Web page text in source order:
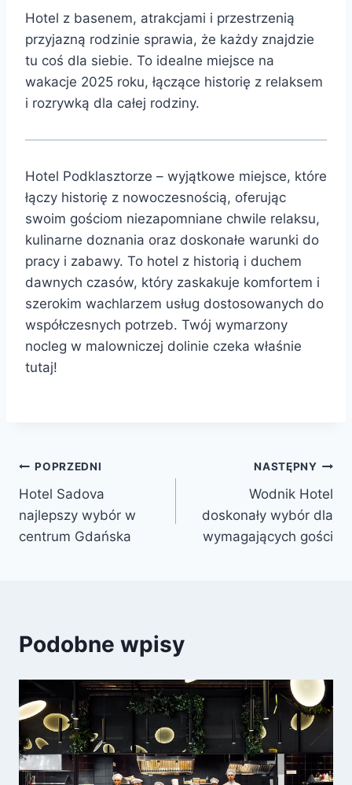
Hotel z basenem, atrakcjami i przestrzenią
przyjazną rodzinie sprawia, że każdy znajdzie
tu coś dla siebie. To idealne miejsce na
wakacje 2025 roku, łączące historię z relaksem
i rozrywką dla całej rodziny.
Hotel Podklasztorze – wyjątkowe miejsce, które
łączy historię z nowoczesnością, oferując
swoim gościom niezapomniane chwile relaksu,
kulinarne doznania oraz doskonałe warunki do
pracy i zabawy. To hotel z historią i duchem
dawnych czasów, który zaskakuje komfortem i
szerokim wachlarzem usług dostosowanych do
współczesnych potrzeb. Twój wymarzony
nocleg w malowniczej dolinie czeka właśnie
tutaj!
Nawigacja
wpisu
POPRZEDNI
Hotel Sadova
najlepszy wybór w
centrum Gdańska
NASTĘPNY
Wodnik Hotel
doskonały wybór dla
wymagających gości
Podobne wpisy